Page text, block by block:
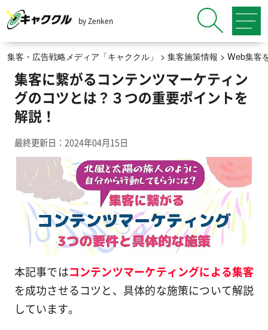
by Zenken
集客・広告戦略メディア「キャククル」 > 集客施策情報 > Web集客
集客に繋がるコンテンツマーケティン
グのコツとは？３つの重要ポイントを
解説！
最終更新日：2024年04月15日
本記事ではコンテンツマーケティングによる集客
を成功させるコツと、具体的な施策について解説
しています。